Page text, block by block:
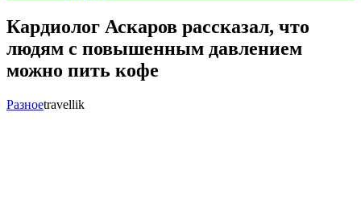
Кардиолог Аскаров рассказал, что
людям с повышенным давлением
можно пить кофе
Разноеtravellik